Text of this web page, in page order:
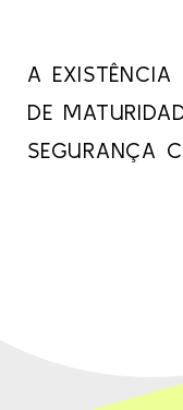
A EXISTÊNCIA
DE
SEGURANÇA